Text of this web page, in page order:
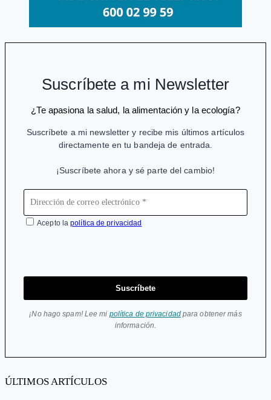
Suscríbete a mi Newsletter
¿Te apasiona la salud, la alimentación y la ecología?
Suscríbete a mi newsletter y recibe mis últimos artículos
directamente en tu bandeja de entrada.
¡Suscríbete ahora y sé parte del cambio!
Acepto lapolítica de privacidad
Suscríbete
¡No hago spam! Lee mi política de privacidadpara obtener más
información.
ÚLTIMOS ARTÍCULOS